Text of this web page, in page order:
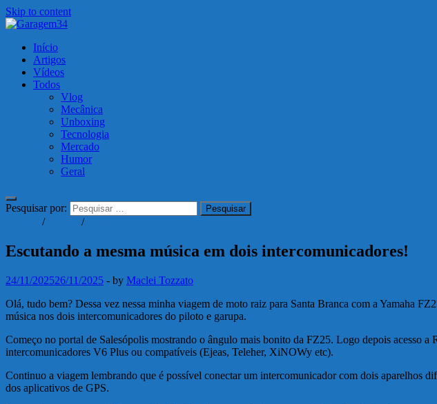
Skip to content
Garagem34
Motos, carros, tecnologia e muito mais!
Início
Artigos
Vídeos
Todos
Vlog
Mecânica
Unboxing
Tecnologia
Mercado
Humor
Geral
Pesquisar por:
/ /
Escutando a mesma música em dois intercomunicadores!
24/11/202526/11/2025 - by Maclei Tozzato
Olá, tudo bem? Dessa vez nessa minha viagem de moto raiz para Santa Branca com a Yamaha
música nos dois intercomunicadores do piloto e garupa.
Começo no portal de Salesópolis mostrando o ângulo mais bonito da FZ25. Logo depois acesso
intercomunicadores V6 Plus ou compatíveis (Ejeas, Teleher, XiNOWy etc).
Continuo a viagem lembrando que é possível conectar um intercomunicador com dois aparelhos
dos aplicativos de GPS.